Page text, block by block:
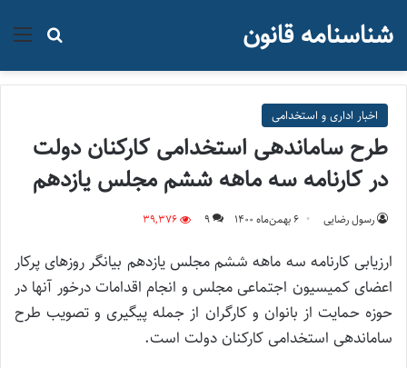
جستجو شناسنامه قانون
اخبار اداری و استخدامی
طرح ساماندهی استخدامی کارکنان دولت
در کارنامه سه ماهه ششم مجلس یازدهم
رسول رضایی ۶ بهمن‌ماه ۱۴۰۰ 9
39,376
ارزیابی کارنامه سه ماهه ششم مجلس یازدهم بیانگر روزهای پرکار
اعضای کمیسیون اجتماعی مجلس و انجام اقدامات درخور آنها در
حوزه حمایت از بانوان و کارگران از جمله پیگیری و تصویب طرح
ساماندهی استخدامی کارکنان دولت است.